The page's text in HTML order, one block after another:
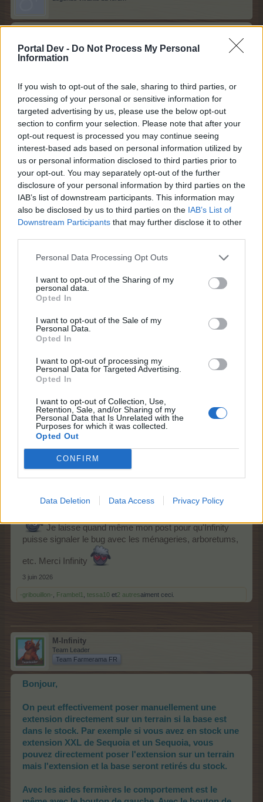
Portal Dev - Do Not Process My Personal
Information
If you wish to opt-out of the sale, sharing to third parties, or
processing of your personal or sensitive information for
targeted advertising by us, please use the below opt-out
section to confirm your selection. Please note that after your
opt-out request is processed you may continue seeing
interest-based ads based on personal information utilized by
us or personal information disclosed to third parties prior to
your opt-out. You may separately opt-out of the further
disclosure of your personal information by third parties on the
IAB’s list of downstream participants. This information may
also be disclosed by us to third parties on the IAB’s List of
Downstream Participants that may further disclose it to other
Personal Data Processing Opt Outs
I want to opt-out of the Sharing of my
personal data.
Opted In
I want to opt-out of the Sale of my
Personal Data.
Opted In
I want to opt-out of processing my
Personal Data for Targeted Advertising.
Opted In
I want to opt-out of Collection, Use,
Retention, Sale, and/or Sharing of my
Personal Data that Is Unrelated with the
Purposes for which it was collected.
Opted Out
CONFIRM
Data Deletion Data Access Privacy Policy
Avec la machine, deux cas :
soit vous avez déjà posé les bases et vous utilisez alors
le second bouton(sans dessin) à partir de la gauche et
dans ce cas vous n'avez le choix d'entre les extensions
qui peuvent être posées.
Bon jeu
3 juin 2026
Frambel1,thethedhsetInTheTARDISaiment votre message.
InTheTARDIS
Comte des Compteurs
Il y a eu une mise à jour récemment :
update.49817/
On peut maintenant placer l'amélioration directement sur
une place vide. Et si tu utilises les aides fermières et que
sur ton terrain, il faut utiliser le 2e bouton du contremaître.
Pourquoi faire simple quand on peut faire compliqué ?
rend les choses encore plus compliquées !
En plus, il y a plein de bugs, pour l'instant. Par exemple,
on ne peut plus placer les arboretums, ménageries et
autres avec les aides fermières. Il faut obligatoirement le
faire à la main...........
EDIT : Ah, désolée, Papachat, nos posts se sont croisés
Je laisse quand même mon post pour qu'Infinity
puisse signaler le bug avec les ménageries, arboretums,
etc. Merci Infinity
3 juin 2026
-gribouillon- Frambel1 tessa10 et2 autresaiment ceci.
M-Infinity
Team Leader
Team Farmerama FR
Bonjour,
On peut effectivement poser manuellement une
extension directement sur un terrain si la base est
dans le stock. Par exemple si vous avez en stock une
extension XXL de Sequoia et un Sequoia, vous
pouvez directement poser l'extension sur un terrain
mais l'extension et la base seront retirés du stock.
Avec les aides fermières le comportement est le